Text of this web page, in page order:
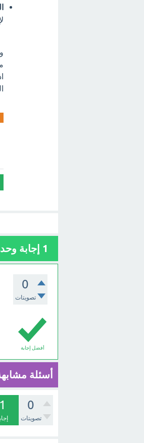
1 إجابة
0
تصويتات
أفضل إجابة
أسئلة
0
تصويتات
1